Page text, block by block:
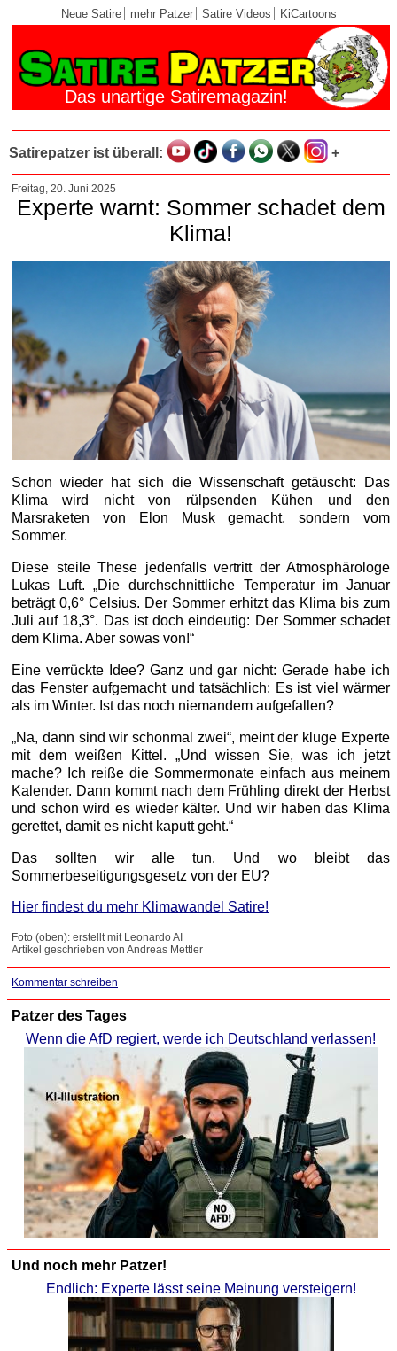
Neue Satire mehr Patzer Satire Videos KiCartoons
Das unartige Satiremagazin!
Satirepatzer ist überall: +
Freitag, 20. Juni 2025
Experte warnt: Sommer schadet dem
Klima!
Schon wieder hat sich die Wissenschaft getäuscht: Das
Klima wird nicht von rülpsenden Kühen und den
Marsraketen von Elon Musk gemacht, sondern vom
Sommer.
Diese steile These jedenfalls vertritt der Atmosphärologe
Lukas Luft. „Die durchschnittliche Temperatur im Januar
beträgt 0,6° Celsius. Der Sommer erhitzt das Klima bis zum
Juli auf 18,3°. Das ist doch eindeutig: Der Sommer schadet
dem Klima. Aber sowas von!“
Eine verrückte Idee? Ganz und gar nicht: Gerade habe ich
das Fenster aufgemacht und tatsächlich: Es ist viel wärmer
als im Winter. Ist das noch niemandem aufgefallen?
„Na, dann sind wir schonmal zwei“, meint der kluge Experte
mit dem weißen Kittel. „Und wissen Sie, was ich jetzt
mache? Ich reiße die Sommermonate einfach aus meinem
Kalender. Dann kommt nach dem Frühling direkt der Herbst
und schon wird es wieder kälter. Und wir haben das Klima
gerettet, damit es nicht kaputt geht.“
Das sollten wir alle tun. Und wo bleibt das
Sommerbeseitigungsgesetz von der EU?
Hier findest du mehr Klimawandel Satire!
Foto (oben): erstellt mit Leonardo AI
Artikel geschrieben von Andreas Mettler
Kommentar schreiben
Patzer des Tages
Wenn die AfD regiert, werde ich Deutschland verlassen!
Und noch mehr Patzer!
Endlich: Experte lässt seine Meinung versteigern!